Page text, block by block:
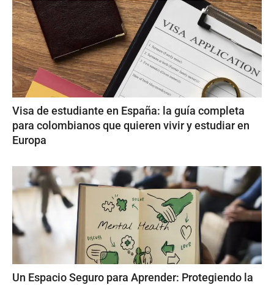
Visa de estudiante en España: la guía completa
para colombianos que quieren vivir y estudiar en
Europa
Un Espacio Seguro para Aprender: Protegiendo la